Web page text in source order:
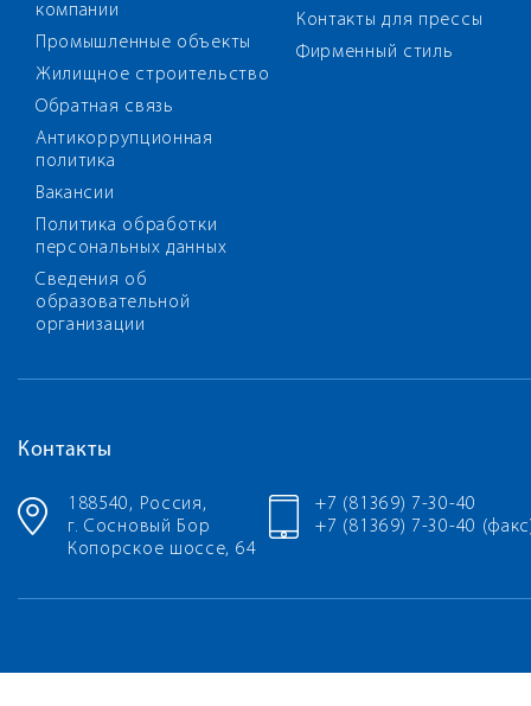
компании
Промышленные объекты
Жилищное строительство
Обратная связь
Антикоррупционная
политика
Вакансии
Политика обработки
персональных данных
Сведения об
образовательной
организации
Контакты для прессы
Фирменный стиль
Контакты
188540, Россия,
г. Сосновый Бор
Копорское шоссе, 64
+7 (81369) 7-30-40
+7 (81369) 7-30-40